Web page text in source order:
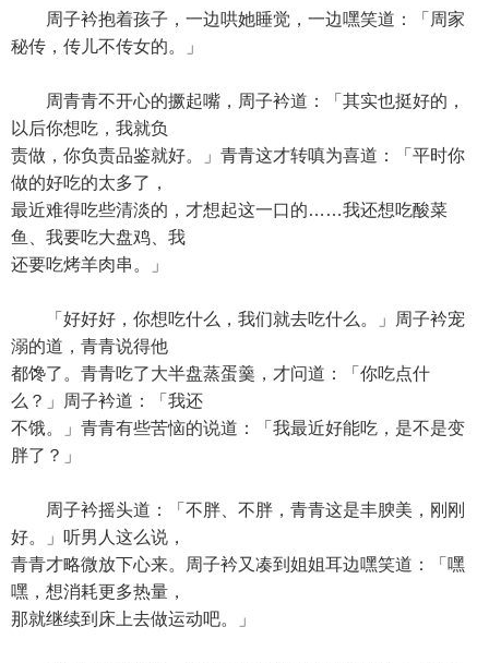
周子衿抱着孩子，一边哄她睡觉，一边嘿笑道：「周家
秘传，传儿不传女的。」
周青青不开心的撅起嘴，周子衿道：「其实也挺好的，
以后你想吃，我就负
责做，你负责品鉴就好。」青青这才转嗔为喜道：「平时你
做的好吃的太多了，
最近难得吃些清淡的，才想起这一口的……我还想吃酸菜
鱼、我要吃大盘鸡、我
还要吃烤羊肉串。」
「好好好，你想吃什么，我们就去吃什么。」周子衿宠
溺的道，青青说得他
都馋了。青青吃了大半盘蒸蛋羹，才问道：「你吃点什
么？」周子衿道：「我还
不饿。」青青有些苦恼的说道：「我最近好能吃，是不是变
胖了？」
周子衿摇头道：「不胖、不胖，青青这是丰腴美，刚刚
好。」听男人这么说，
青青才略微放下心来。周子衿又凑到姐姐耳边嘿笑道：「嘿
嘿，想消耗更多热量，
那就继续到床上去做运动吧。」